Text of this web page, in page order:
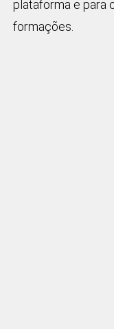
plataforma e para
formações.